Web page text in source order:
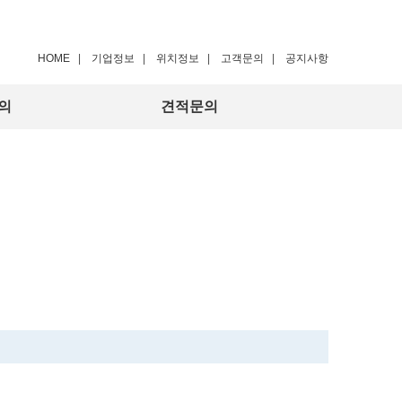
HOME 기업정보 위치정보 고객문의 공지사항
견적문의